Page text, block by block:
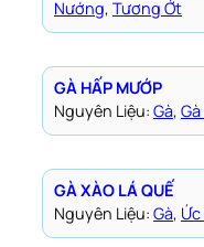
Nướng, Tương Ớt
GÀ HẤP MƯỚP
Nguyên Liệu: Gà,
GÀ XÀO LÁ QUẾ
Nguyên Liệu: Gà, Ức